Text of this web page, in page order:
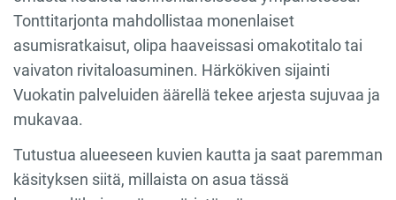
Tonttitarjonta mahdollistaa monenlaiset
asumisratkaisut, olipa haaveissasi omakotitalo tai
vaivaton rivitaloasuminen. Härkökiven sijainti
Vuokatin palveluiden äärellä tekee arjesta sujuvaa ja
mukavaa.
Tutustua alueeseen kuvien kautta ja saat paremman
käsityksen siitä, millaista on asua tässä